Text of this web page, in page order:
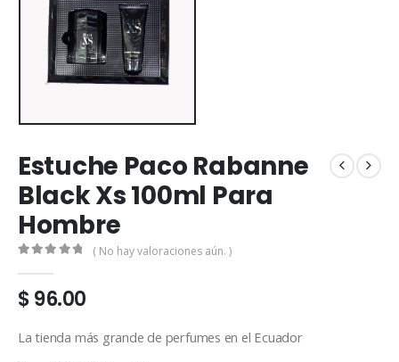
Estuche Paco Rabanne
Black Xs 100ml Para
Hombre
( No hay valoraciones aún. )
$96.00
La tienda más grande de perfumes en el Ecuador